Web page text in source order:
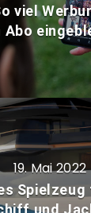
viel
19. Mai 2022
Spielzeug
und